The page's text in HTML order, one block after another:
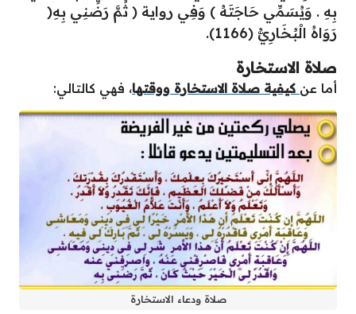
بِهِ . وَيُسَمِّي حَاجَتَهُ ) وَفِي رواية ( ثُمَّ رَضِّنِي بِهِ(
رَوَاهُ الْبُخَارِيُّ (1166).
صلاة الاستخارة
أما عن كيفية صلاة الاستخارة ووقتها، فهي كالتالي:
صلاة ودعاء الاستخارة